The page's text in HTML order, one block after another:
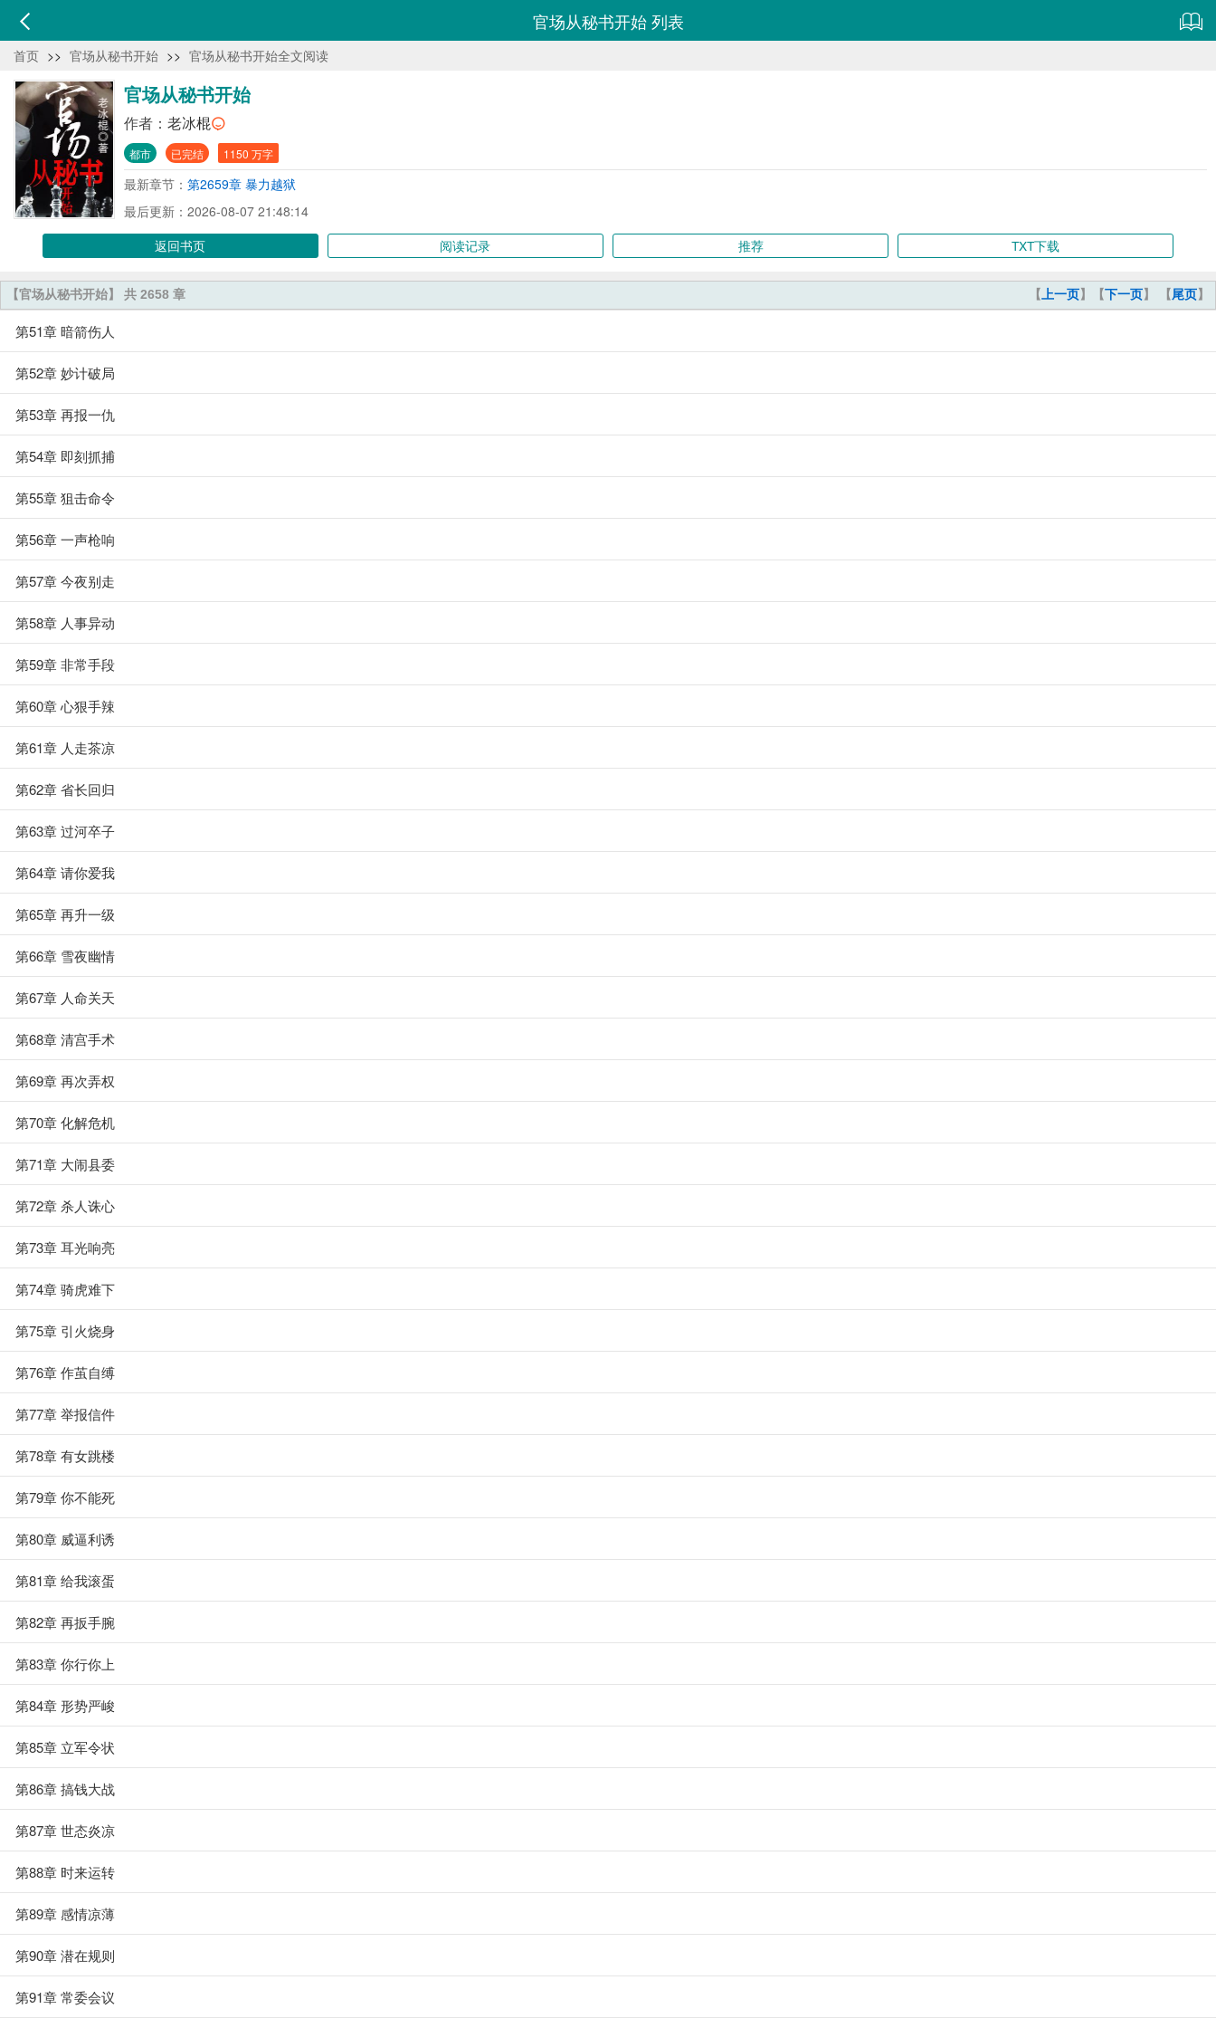
官场从秘书开始 列表
首页 >> 官场从秘书开始 >> 官场从秘书开始全文阅读
官场从秘书开始
作者： 老冰棍
都市 已完结 1150 万字
最新章节： 第2659章 暴力越狱
最后更新：2026-08-07 21:48:14
返回书页
阅读记录 推荐 TXT下载
【 上一页】【下一页】 【尾页】
【官场从秘书开始】 共 2658 章
第51章 暗箭伤人
第52章 妙计破局
第53章 再报一仇
第54章 即刻抓捕
第55章 狙击命令
第56章 一声枪响
第57章 今夜别走
第58章 人事异动
第59章 非常手段
第60章 心狠手辣
第61章 人走茶凉
第62章 省长回归
第63章 过河卒子
第64章 请你爱我
第65章 再升一级
第66章 雪夜幽情
第67章 人命关天
第68章 清宫手术
第69章 再次弄权
第70章 化解危机
第71章 大闹县委
第72章 杀人诛心
第73章 耳光响亮
第74章 骑虎难下
第75章 引火烧身
第76章 作茧自缚
第77章 举报信件
第78章 有女跳楼
第79章 你不能死
第80章 威逼利诱
第81章 给我滚蛋
第82章 再扳手腕
第83章 你行你上
第84章 形势严峻
第85章 立军令状
第86章 搞钱大战
第87章 世态炎凉
第88章 时来运转
第89章 感情凉薄
第90章 潜在规则
第91章 常委会议